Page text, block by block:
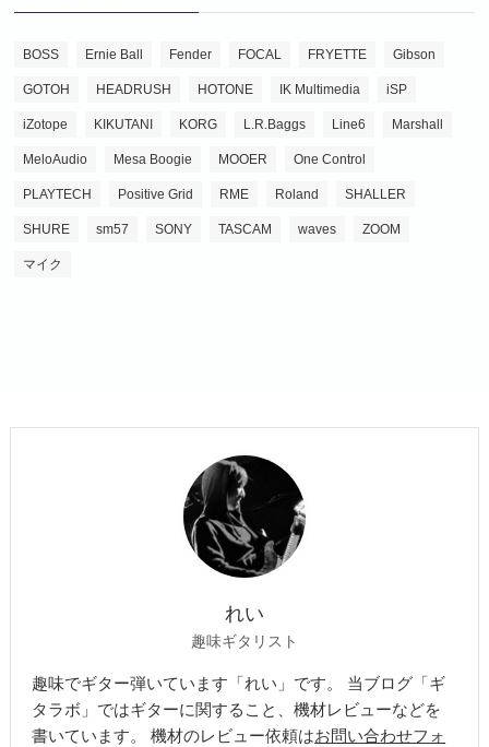
BOSS Ernie Ball Fender FOCAL FRYETTE Gibson
GOTOH HEADRUSH HOTONE IK Multimedia iSP
iZotope KIKUTANI KORG L.R.Baggs Line6 Marshall
MeloAudio Mesa Boogie MOOER One Control
PLAYTECH Positive Grid RME Roland SHALLER
SHURE sm57 SONY TASCAM waves ZOOM
マイク
れい
趣味ギタリスト
趣味でギター弾いています「れい」です。 当ブログ「ギ
タラボ」ではギターに関すること、機材レビューなどを
書いています。 機材のレビュー依頼はお問い合わせフォ